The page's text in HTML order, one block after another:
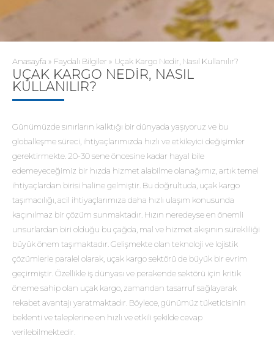
Anasayfa » Faydalı Bilgiler » Uçak Kargo Nedir, Nasıl Kullanılır?
UÇAK KARGO NEDIR, NASIL
KULLANILIR?
Günümüzde sınırların kalktığı bir dünyada yaşıyoruz ve bu
globalleşme süreci, ihtiyaçlarımızda hızlı ve etkileyici değişimler
gerektirmekte. 20-30 sene öncesine kadar hayal bile
edemeyeceğimiz bir hızda hizmet alabilme olanağımız, artık temel
ihtiyaçlardan birisi haline gelmiştir. Bu doğrultuda, uçak kargo
taşımacılığı, acil ihtiyaçlarımıza daha hızlı ulaşım konusunda
kaçınılmaz bir çözüm sunmaktadır. Hızın neredeyse en önemli
unsurlardan biri olduğu bu çağda, mal ve hizmet akışının sürekliliği
büyük önem taşımaktadır. Gelişmekte olan teknoloji ve lojistik
çözümlerle paralel olarak, uçak kargo sektörü de büyük bir evrim
geçirmiştir. Özellikle iş dünyası ve perakende sektörü için kritik
öneme sahip olan uçak kargo, zamandan tasarruf sağlayarak
rekabet avantajı yaratmaktadır. Böylece, günümüz tüketicisinin
beklenti ve taleplerine en hızlı ve etkili şekilde cevap
verilebilmektedir.